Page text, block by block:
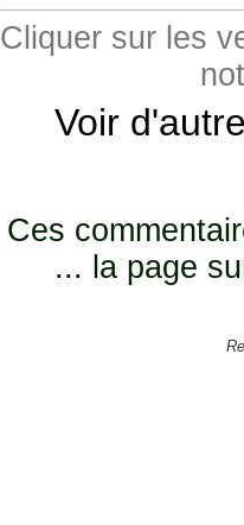
Cliquer sur les
Voir
Ces
... la page